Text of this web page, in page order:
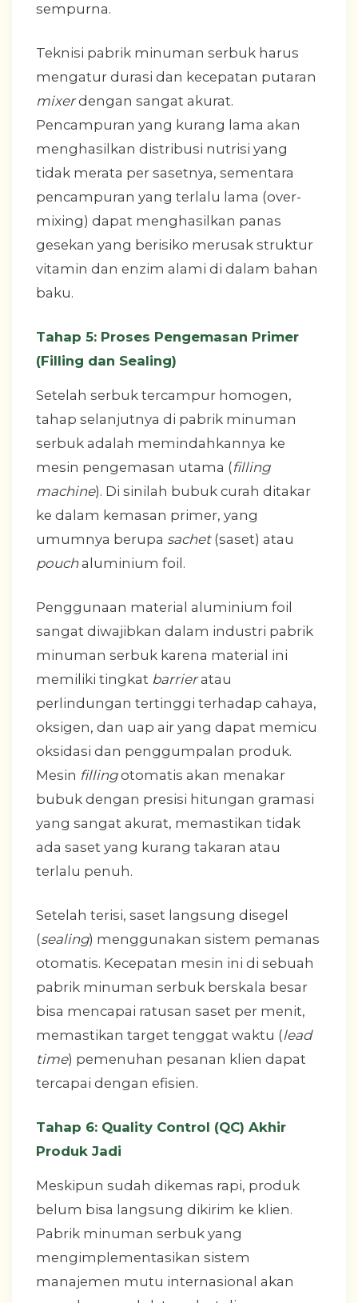
sempurna.
Teknisi pabrik minuman serbuk harus
mengatur durasi dan kecepatan putaran
mixerdengan sangat akurat.
Pencampuran yang kurang lama akan
menghasilkan distribusi nutrisi yang
tidak merata per sasetnya, sementara
pencampuran yang terlalu lama (over-
mixing) dapat menghasilkan panas
gesekan yang berisiko merusak struktur
vitamin dan enzim alami di dalam bahan
baku.
Tahap 5: Proses Pengemasan Primer
(Filling dan Sealing)
Setelah serbuk tercampur homogen,
tahap selanjutnya di pabrik minuman
serbuk adalah memindahkannya ke
mesin pengemasan utama (filling
machine). Di sinilah bubuk curah ditakar
ke dalam kemasan primer, yang
umumnya berupa sachet(saset) atau
pouchaluminium foil.
Penggunaan material aluminium foil
sangat diwajibkan dalam industri pabrik
minuman serbuk karena material ini
memiliki tingkat barrieratau
perlindungan tertinggi terhadap cahaya,
oksigen, dan uap air yang dapat memicu
oksidasi dan penggumpalan produk.
Mesin fillingotomatis akan menakar
bubuk dengan presisi hitungan gramasi
yang sangat akurat, memastikan tidak
ada saset yang kurang takaran atau
terlalu penuh.
Setelah terisi, saset langsung disegel
(sealing) menggunakan sistem pemanas
otomatis. Kecepatan mesin ini di sebuah
pabrik minuman serbuk berskala besar
bisa mencapai ratusan saset per menit,
memastikan target tenggat waktu (lead
time) pemenuhan pesanan klien dapat
tercapai dengan efisien.
Tahap 6: Quality Control (QC) Akhir
Produk Jadi
Meskipun sudah dikemas rapi, produk
belum bisa langsung dikirim ke klien.
Pabrik minuman serbuk yang
mengimplementasikan sistem
manajemen mutu internasional akan